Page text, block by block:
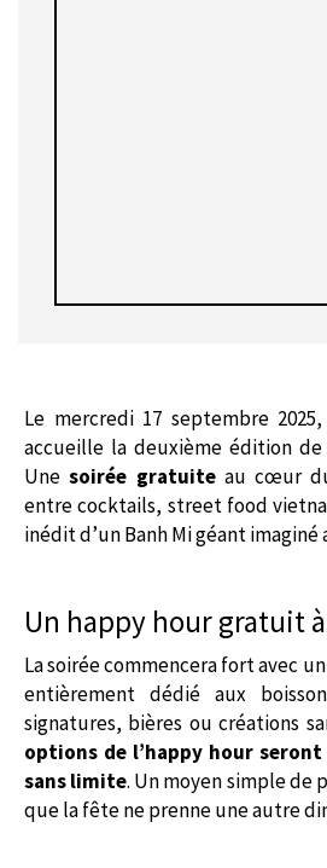
Le mercredi 17 septembre
accueille la deuxième édition de
Unesoirée gratuiteau cœur du
entre cocktails, street food
inédit d’un Banh Mi géant imaginé
Un happy hour gratuit
La soirée commencera fort avec
entièrement dédié aux
signatures, bières ou créations
options de l’happy hour
sans limite. Un moyen simple de
que la fête ne prenne une autre